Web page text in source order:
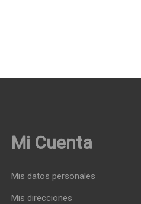
Mi Cuenta
Mis datos personales
Mis direcciones